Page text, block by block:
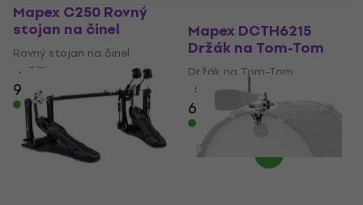
Mapex C250 Rovný
stojan na činel
Rovný stojan na činel
4,7 /5
975 Kč
Skladem
Mapex DCTH6215
Držák na Tom-Tom
Držák na Tom-Tom
5
666 Kč
Skladem